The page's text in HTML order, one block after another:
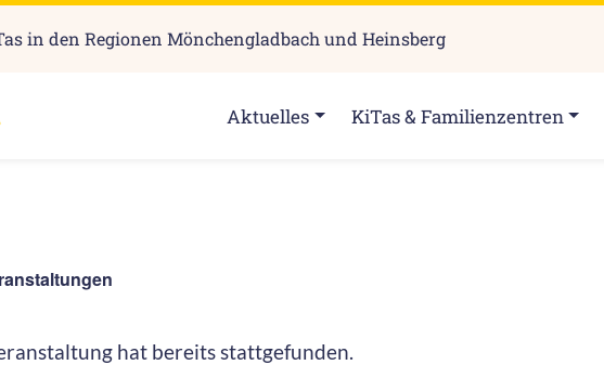
in den Regionen Mönchengladbach und Heinsberg
Aktuelles KiTas & Familienzentren
hat bereits stattgefunden.